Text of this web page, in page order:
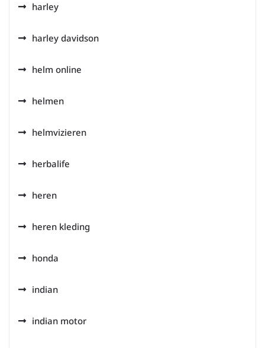
harley
harley davidson
helm online
helmen
helmvizieren
herbalife
heren
heren kleding
honda
indian
indian motor